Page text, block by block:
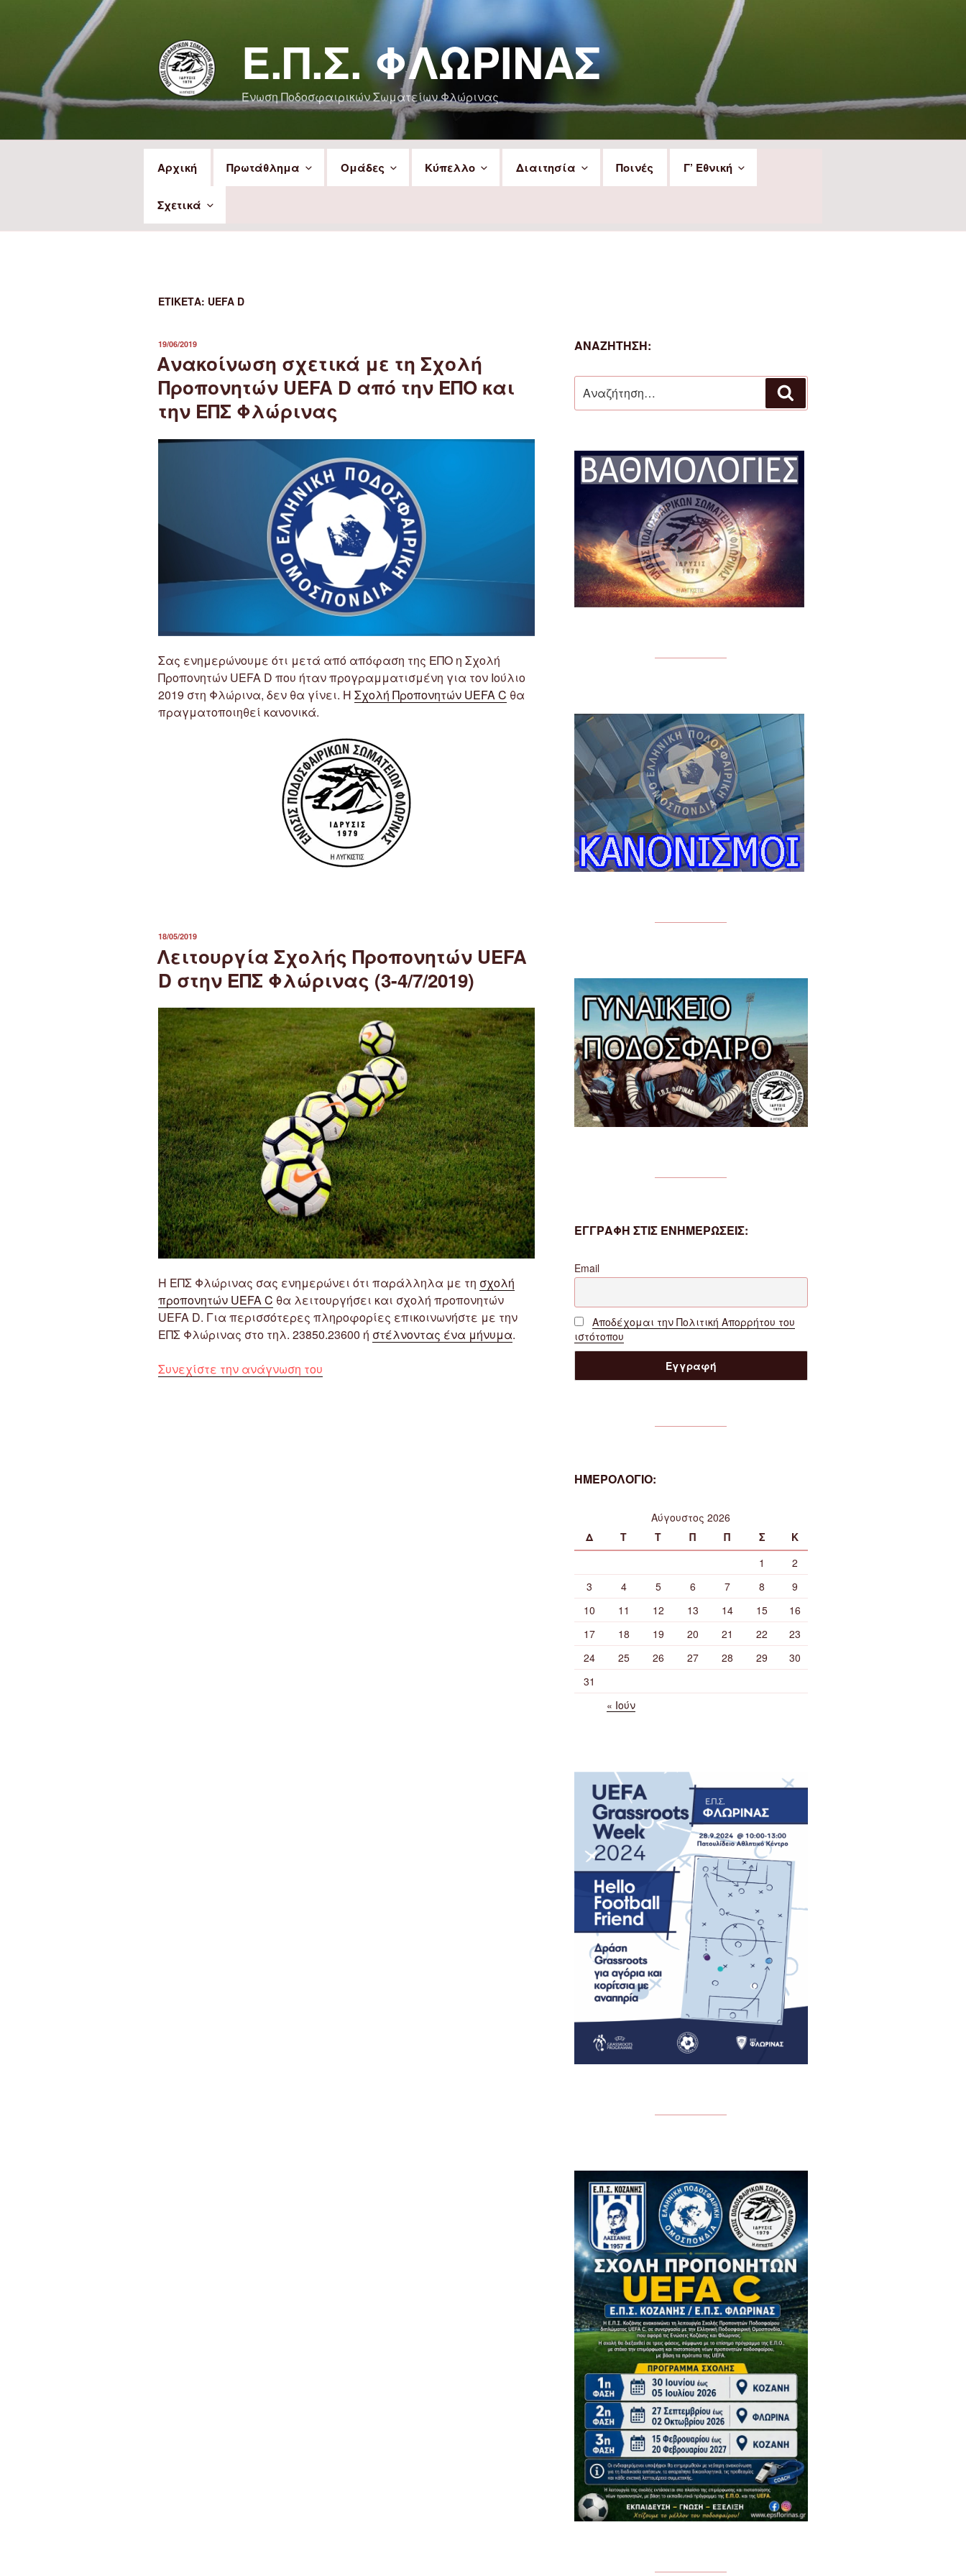
περιεχόμενο
Ε.Π.Σ. ΦΛΏΡΙΝΑΣ
Ένωση Ποδοσφαιρικών Σωματείων Φλώρινας
Αρχική Πρωτάθλημα Ομάδες Κύπελλο Διαιτησία Ποινές Γ’ Εθνική
Σχετικά
ΕΤΙΚΈΤΑ: UEFA D
ΔΗΜΟΣΙΕΎΤΗΚΕ
19/06/2019
Ανακοίνωση σχετικά με τη Σχολή
Προπονητών UEFA D από την ΕΠΟ και
την ΕΠΣ Φλώρινας
Σας ενημερώνουμε ότι μετά από απόφαση της ΕΠΟ η Σχολή
Προπονητών UEFA D που ήταν προγραμματισμένη για τον Ιούλιο
2019 στη Φλώρινα, δεν θα γίνει. Η Σχολή Προπονητών UEFA C θα
πραγματοποιηθεί κανονικά.
ΔΗΜΟΣΙΕΎΤΗΚΕ
18/05/2019
Λειτουργία Σχολής Προπονητών UEFA
D στην ΕΠΣ Φλώρινας (3-4/7/2019)
Η ΕΠΣ Φλώρινας σας ενημερώνει ότι παράλληλα με τη σχολή
προπονητών UEFA C θα λειτουργήσει και σχολή προπονητών
UEFA D. Για περισσότερες πληροφορίες επικοινωνήστε με την
ΕΠΣ Φλώρινας στο τηλ. 23850.23600 ή στέλνοντας ένα μήνυμα.
Συνεχίστε την ανάγνωση του
ΑΝΑΖΉΤΗΣΗ:
για:
ΕΓΓΡΑΦΗ ΣΤΙΣ ΕΝΗΜΕΡΩΣΕΙΣ:
Email
Αποδέχομαι την Πολιτική Απορρήτου του
ιστότοπου
ΗΜΕΡΟΛΟΓΙΟ:
Αύγουστος 2026
Δ
Τ Τ Π Π Σ
Κ
1
2
3
4 5 6 7 8
9
10
11 12 13 14 15
16
17
18 19 20 21 22
23
24
25 26 27 28 29
30
31
« Ιούν